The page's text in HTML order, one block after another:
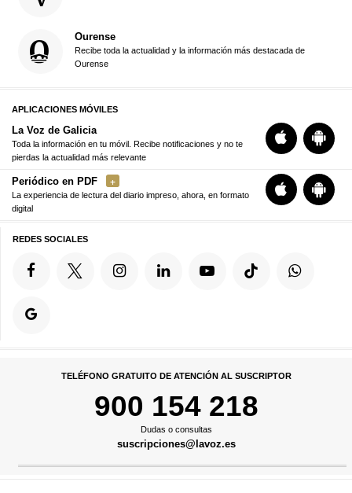
Ourense
Recibe toda la actualidad y la información más destacada de
Ourense
APLICACIONES MÓVILES
La Voz de Galicia
Toda la información en tu móvil. Recibe notificaciones y no te
pierdas la actualidad más relevante
Periódico en PDF
La experiencia de lectura del diario impreso, ahora, en formato
digital
REDES SOCIALES
TELÉFONO GRATUITO DE ATENCIÓN AL SUSCRIPTOR
900 154 218
Dudas o consultas
suscripciones@lavoz.es